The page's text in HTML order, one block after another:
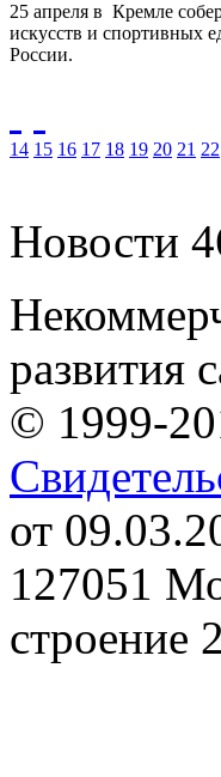
25 апреля в Кремле
искусств и спортивных
России.
14 15 16 17 18 19 20 21 22
Новости
развития
© 1999-
от
127051
строение